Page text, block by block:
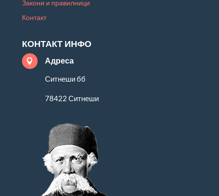
Закони и правилници
Контакт
КОНТАКТ ИНФО
 Адреса
Ситнеши бб
78422 Ситнеши